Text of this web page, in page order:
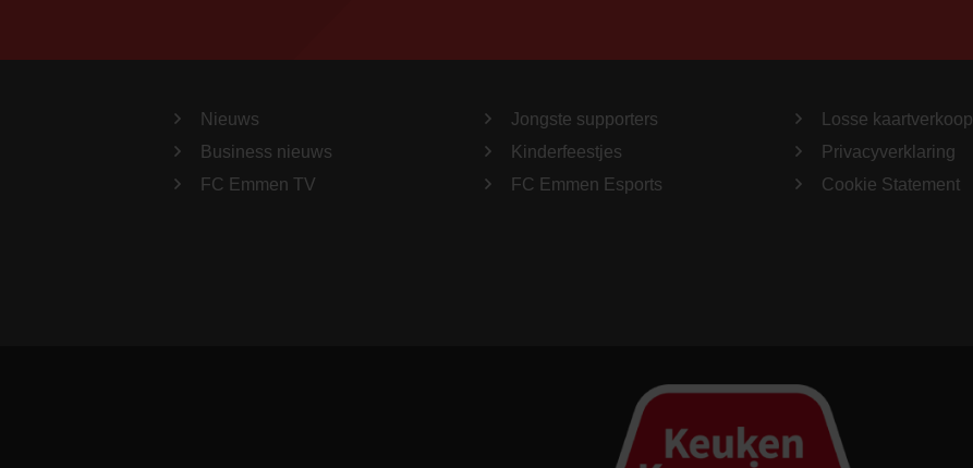
Nieuws
Business nieuws
FC Emmen TV
Jongste supporters
Kinderfeestjes
FC Emmen Esports
Losse kaartverkoop
Privacyverklaring
Cookie Statement